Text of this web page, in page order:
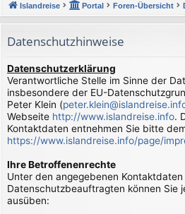
en
Islandreise Portal Foren-Übersicht
Datenschutzhinweise
Datenschutzerklärung
Verantwortliche Stelle im Sinne der
insbesondere der EU-
Peter Klein (
Webseite http://www.islandreise.info.
Kontaktdaten entnehmen Sie bitte
https://www.islandreise.info/page/
Ihre Betroffenenrechte
Unter den angegebenen Kontaktdaten
Datenschutzbeauftragten können Sie
ausüben: